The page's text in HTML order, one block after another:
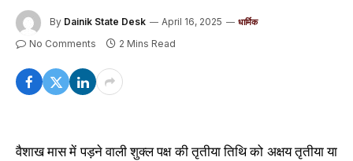
By Dainik State Desk April 16, 2025 धार्मिक
No Comments 2 Mins Read
वैशाख मास में पड़ने वाली शुक्ल पक्ष की तृतीया तिथि को अक्षय तृतीया या